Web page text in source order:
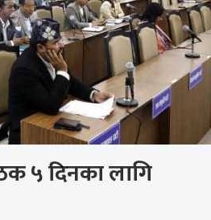
५ दिनका लागि